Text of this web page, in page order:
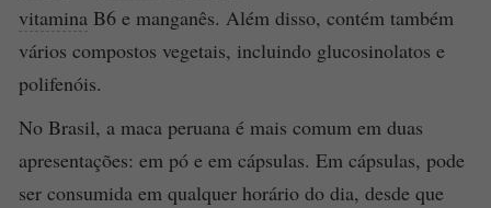
vitamina B6 e manganês. Além disso, contém também
vários compostos vegetais, incluindo glucosinolatos e
polifenóis.
No Brasil, a maca peruana é mais comum em duas
apresentações: em pó e em cápsulas. Em cápsulas, pode
ser consumida em qualquer horário do dia, desde que